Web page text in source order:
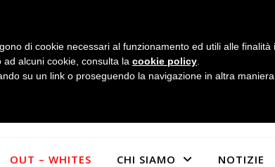
OUT – WHITES CHI SIAMO NOTIZIE
di cookie necessari al funzionamento ed utili alle finalità
alcuni cookie, consulta la cookie policy
su un link o proseguendo la navigazione in altra